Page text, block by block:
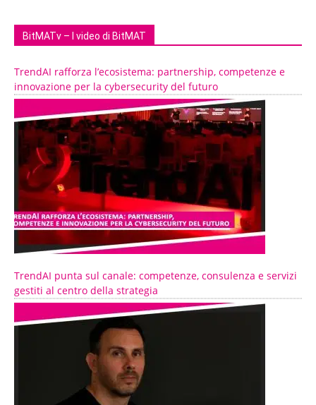
BitMATv – I video di BitMAT
TrendAI rafforza l’ecosistema: partnership, competenze e
innovazione per la cybersecurity del futuro
TrendAI punta sul canale: competenze, consulenza e servizi
gestiti al centro della strategia